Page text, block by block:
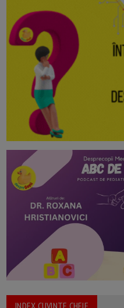
INDEX CUVINTE CHEIE